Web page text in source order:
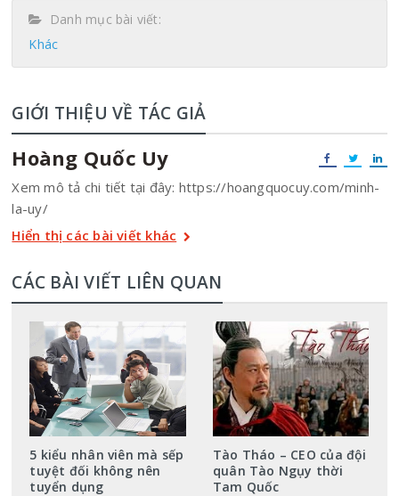
Danh mục bài viết:
Khác
GIỚI THIỆU VỀ TÁC GIẢ
Hoàng Quốc Uy
Xem mô tả chi tiết tại đây: https://hoangquocuy.com/minh-
la-uy/
Hiển thị các bài viết khác
CÁC BÀI VIẾT LIÊN QUAN
5 kiểu nhân viên mà sếp
tuyệt đối không nên
tuyển dụng
Tào Tháo – CEO của đội
quân Tào Ngụy thời
Tam Quốc